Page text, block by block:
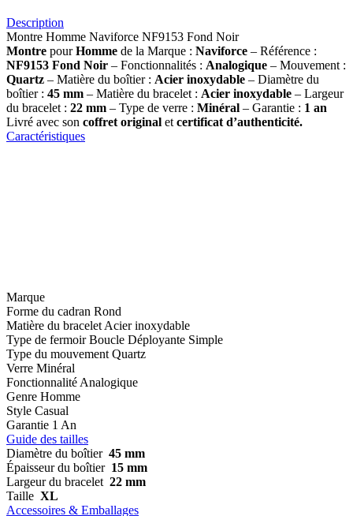
Description
Montre Homme Naviforce NF9153 Fond Noir
Montre pourHomme de la Marque : Naviforce – Référence :
NF9153 Fond Noir – Fonctionnalités : Analogique – Mouvement :
Quartz – Matière du boîtier : Acier inoxydable – Diamètre du
boîtier : 45 mm – Matière du bracelet : Acier inoxydable – Largeur
du bracelet : 22 mm – Type de verre : Minéral – Garantie : 1 an
Livré avec son coffret original et certificat d’authenticité.
Caractéristiques
Marque
Forme du cadran Rond
Matière du bracelet Acier inoxydable
Type de fermoir Boucle Déployante Simple
Type du mouvement Quartz
Verre Minéral
Fonctionnalité Analogique
Genre Homme
Style Casual
Garantie 1 An
Guide des tailles
Diamètre du boîtier 45 mm
Épaisseur du boîtier 15 mm
Largeur du bracelet 22 mm
Taille XL
Accessoires & Emballages